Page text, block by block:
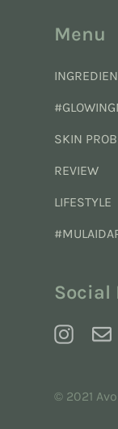
Menu
SKIN
REVIEW
LIFESTYLE
Social
© 2021